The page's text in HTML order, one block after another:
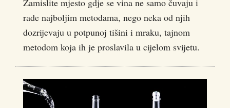
Zamislite mjesto gdje se vina ne samo čuvaju i
rade najboljim metodama, nego neka od njih
dozrijevaju u potpunoj tišini i mraku, tajnom
metodom koja ih je proslavila u cijelom svijetu.